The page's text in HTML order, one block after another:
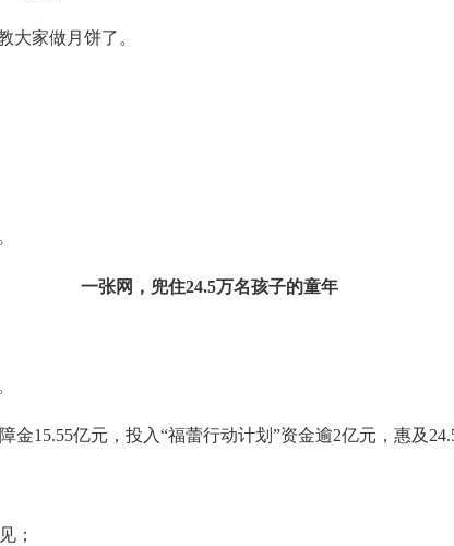
大家做月饼了。
一张网，兜住24.5万名孩子的童年
15.55亿元，投入“福蕾行动计划”资金逾2亿元，惠及
；